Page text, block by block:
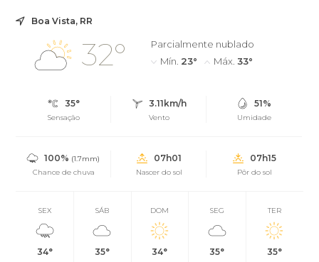
Boa Vista, RR
32°
Parcialmente nublado
Mín. 23° Máx. 33°
35°
Sensação
3.11km/h
Vento
51%
Umidade
100% (1.7mm)
Chance de chuva
07h01
Nascer do sol
07h15
Pôr do sol
SEX
34°
SÁB
35°
DOM
34°
SEG
35°
TER
35°